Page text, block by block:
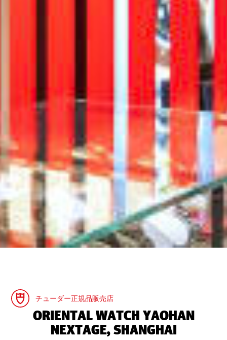
チューダー正規品販売店
‭ORIENTAL WATCH YAOHAN
NEXTAGE, SHANGHAI‬